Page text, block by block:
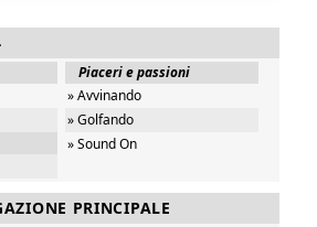
Piaceri e passioni
» Avvinando
» Golfando
» Sound On
PRINCIPALE